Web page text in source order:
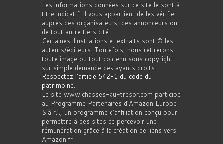
Les informations données sur ce site le sont à
titre indicatif. Il vous appartient de les vérifier
auprès des organisateurs, des annonceurs ou
de tout autre tiers cité.
Certaines illustrations et extraits sont © les
auteurs/éditeurs. Toutefois, nous retirerons
toute image ou tout contenu sous copyright
sur simple demande des ayants droits.
Respectez l'article 542-1 du code du
patrimoine.
Le site www.chasses-au-tresor.com participe
au Programme Partenaires d’Amazon Europe
S.à r.l., un programme d’affiliation conçu pour
permettre à des sites de percevoir une
rémunération grâce à la création de liens vers
Amazon.fr